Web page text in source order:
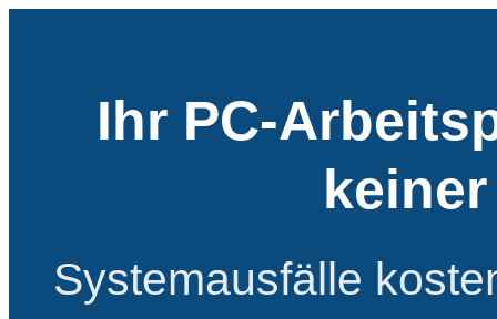
Ihr PC-
Systemausfälle